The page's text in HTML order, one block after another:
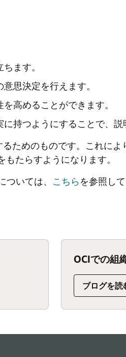
ます。
思決定を行えます。
高めることができます。
持つようにすることで、説
ためのものです。これに
たらすようになります。
いては、 こちらを参照して
OCIでの組
ブログを読
:
OCI
で